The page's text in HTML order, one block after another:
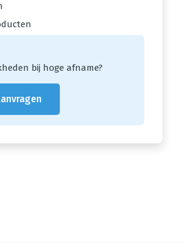
bij hoge afname?